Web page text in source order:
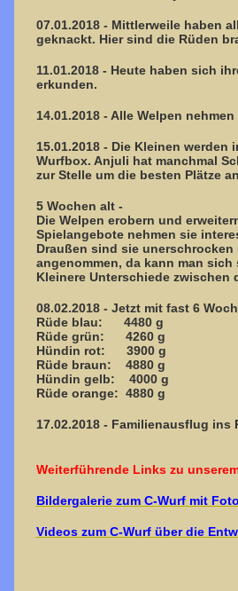
07.01.2018 - Mittlerweile haben
geknackt. Hier sind die Rüden
11.01.2018 - Heute haben sich
erkunden.
14.01.2018 - Alle Welpen
15.01.2018 - Die Kleinen
Wurfbox. Anjuli hat manchmal
zur Stelle um die besten Plätze
5 Wochen alt -
Die Welpen erobern und
Spielangebote nehmen sie
Draußen sind sie
angenommen, da kann man sich
Kleinere Unterschiede zwischen
08.02.2018 - Jetzt mit fast 6
Rüde blau: 4480 g
Rüde grün: 4260 g
Hündin rot: 3900 g
Rüde braun: 4880 g
Hündin gelb: 4000 g
Rüde orange: 4880 g
17.02.2018 - Familienausflug ins
Weiterführende Links zu
Bildergalerie zum C-Wurf mit
Videos zum C-Wurf über die